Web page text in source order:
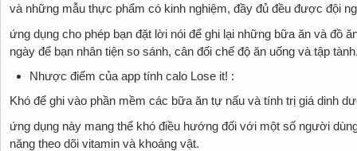
và những mẫu thực phẩm có kinh nghiệm, đầy đủ đều được đội
ứng dụng cho phép bạn đặt lời nói để ghi lại những bữa ăn và đồ
ngày để bạn nhân tiện so sánh, cân đối chế độ ăn uống và tập
Nhược điểm của app tính calo Lose it! :
Khó để ghi vào phần mềm các bữa ăn tự nấu và tính trị giá dinh
ứng dụng này mang thể khó điều hướng đối với một số người
năng theo dõi vitamin và khoáng vật.